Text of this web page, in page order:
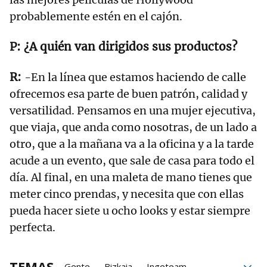
probablemente estén en el cajón.
¿A quién van dirigidos sus productos?
-En la línea que estamos haciendo de calle
ofrecemos esa parte de buen patrón, calidad y
versatilidad. Pensamos en una mujer ejecutiva,
que viaja, que anda como nosotras, de un lado a
otro, que a la mañana va a la oficina y a la tarde
acude a un evento, que sale de casa para todo el
día. Al final, en una maleta de mano tienes que
meter cinco prendas, y necesita que con ellas
pueda hacer siete u ocho looks y estar siempre
perfecta.